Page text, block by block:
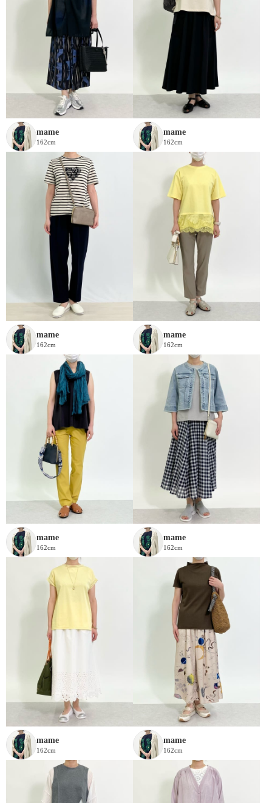
mame
162cm
mame
162cm
mame
162cm
mame
162cm
mame
162cm
mame
162cm
mame
162cm
mame
162cm